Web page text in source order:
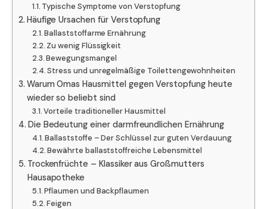
Typische Symptome von Verstopfung
Häufige Ursachen für Verstopfung
Ballaststoffarme Ernährung
Zu wenig Flüssigkeit
Bewegungsmangel
Stress und unregelmäßige Toilettengewohnheiten
Warum Omas Hausmittel gegen Verstopfung heute
wieder so beliebt sind
Vorteile traditioneller Hausmittel
Die Bedeutung einer darmfreundlichen Ernährung
Ballaststoffe – Der Schlüssel zur guten Verdauung
Bewährte ballaststoffreiche Lebensmittel
Trockenfrüchte – Klassiker aus Großmutters
Hausapotheke
Pflaumen und Backpflaumen
Feigen